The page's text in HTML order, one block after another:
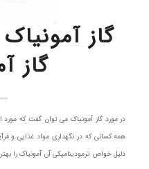
گاز
گاز
همه کسانی که در نگهداری مواد غذایی و
دلیل خواص ترمودینامیکی آن آمونیاک را